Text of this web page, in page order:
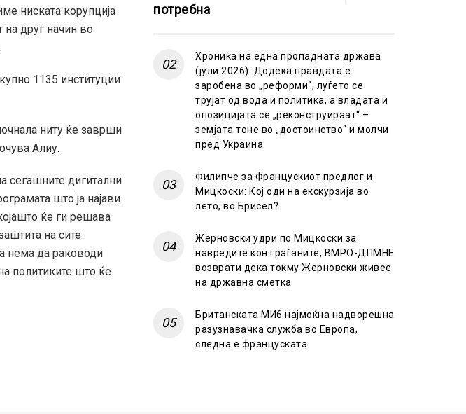
ниската корупција
на друг начин во
1135 институции
ниту ќе заврши
Алиу.
сегашните дигитални
што ја најави
ќе ги решава
на сите
нема да раководи
политиките што ќе
потребна
Хроника на една пропадната држава
(јули 2026): Додека правдата е
заробена во „реформи“, луѓето се
трујат од вода и политика, а владата и
опозицијата се „реконструираат“ –
земјата тоне во „достоинство“ и молчи
пред Украина
Филипче за Францускиот предлог и
Мицкоски: Кој оди на екскурзија во
лето, во Брисел?
Жерновски удри по Мицкоски за
навредите кон граѓаните, ВМРО-ДПМНЕ
возврати дека токму Жерновски живее
на државна сметка
Британската МИ6 најмоќна надворешна
разузнавачка служба во Европа,
следна е француската